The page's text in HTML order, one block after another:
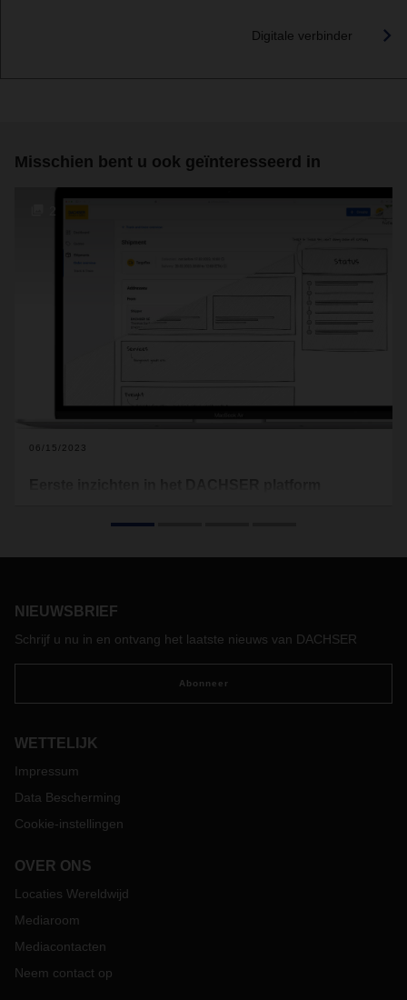
Digitale verbinder
Misschien bent u ook geïnteresseerd in
2
06/15/2023
en geïnteresseerden een eerste blik op het platform, dat
zijn.
NIEUWSBRIEF
Schrijf u nu in en ontvang het laatste nieuws van DACHSER
Abonneer
WETTELIJK
Impressum
Data Bescherming
Cookie-instellingen
OVER ONS
Locaties Wereldwijd
Mediaroom
Mediacontacten
Neem contact op